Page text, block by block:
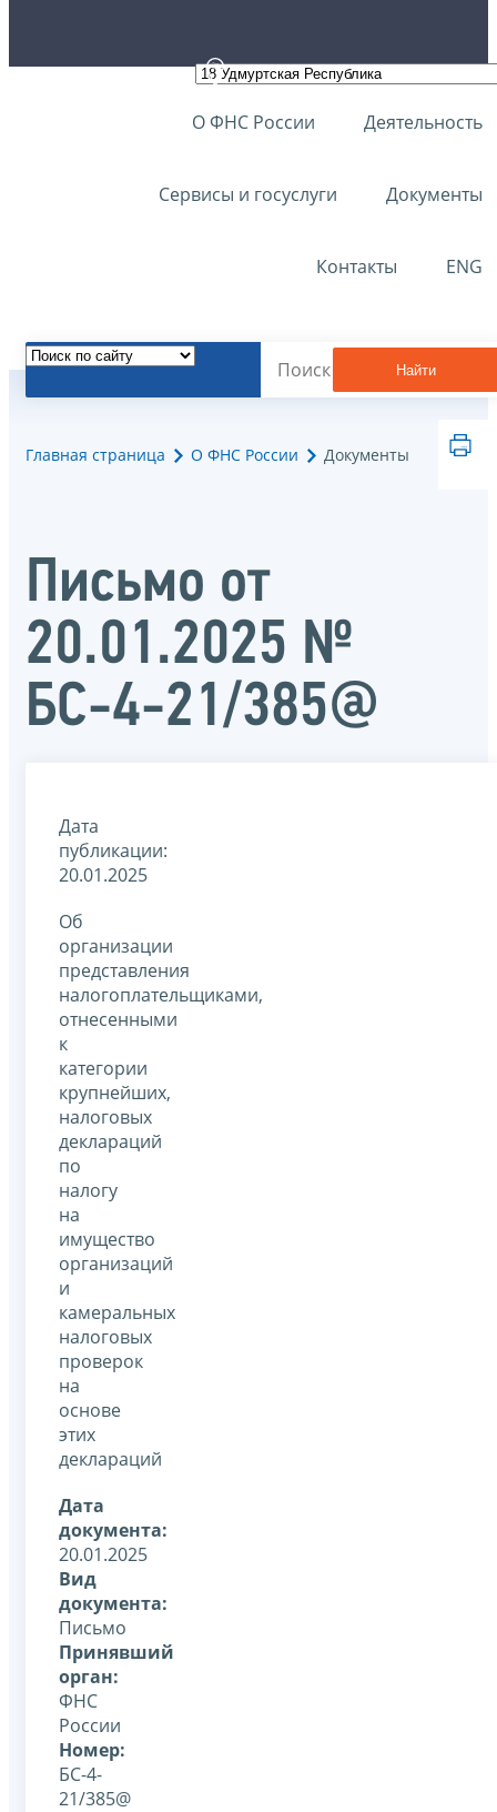
О ФНС России Деятельность
Сервисы и госуслуги Документы
Контакты ENG
Найти
Главная страница О ФНС России Документы
Письмо от
20.01.2025 №
БС-4-21/385@
Дата
публикации:
20.01.2025
Об
организации
представления
налогоплательщиками,
отнесенными
к
категории
крупнейших,
налоговых
деклараций
по
налогу
на
имущество
организаций
и
камеральных
налоговых
проверок
на
основе
этих
деклараций
Дата
документа:
20.01.2025
Вид
документа:
Письмо
Принявший
орган:
ФНС
России
Номер:
БС-4-
21/385@